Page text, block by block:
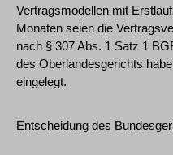
Vertragsmodellen mit
Monaten seien die
nach § 307 Abs. 1 Satz 1
des Oberlandesgerichts
eingelegt.
Entscheidung des